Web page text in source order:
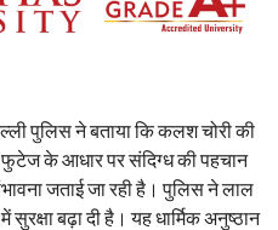
पुलिस ने बताया कि कलश चोरी की
फुटेज के आधार पर संदिग्ध की पहचान
जताई जा रही है। पुलिस ने लाल
बढ़ा दी है। यह धार्मिक अनुष्ठान